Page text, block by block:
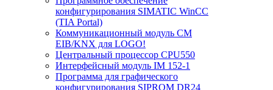
конфигурирования SIMATIC WinCC
(TIA Portal)
Коммуникационный модуль CM
EIB/KNX для LOGO!
Центральный процессор CPU550
Интерфейсный модуль IM 152-1
Программа для графического
конфигурирования SIPROM DR24